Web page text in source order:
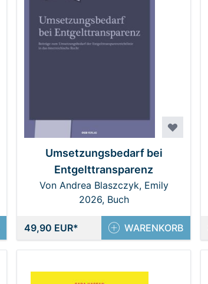
Umsetzungsbedarf bei
Entgelttransparenz
Von Andrea Blaszczyk, Emily
von Borries, Monika Drs,
Wolfgang Kozak
2026, Buch
49,90 EUR WARENKORB